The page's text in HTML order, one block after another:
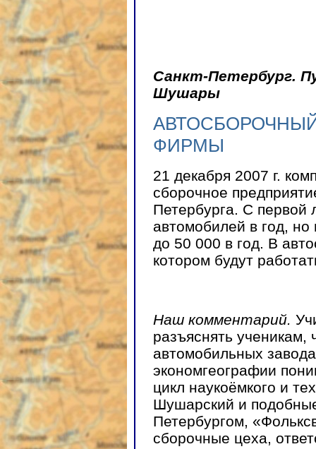
Санкт-Петербург.
Шушары
ФИРМЫ
21 декабря 2007 г.
сборочное
Петербурга. С первой
автомобилей в год,
до 50 000 в год. В
котором будут
Наш комментарий.
разъяснять ученикам,
автомобильных
экономгеографии
цикл наукоёмкого и
Шушарский и
Петербургом,
сборочные цеха,